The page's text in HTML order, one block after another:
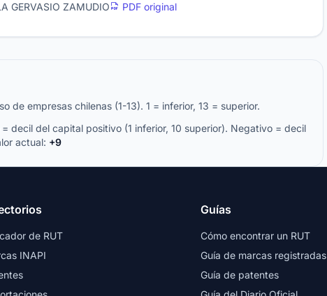
GERVASIO ZAMUDIO PDF original
de empresas chilenas (1-13). 1 = inferior, 13 = superior.
decil del capital positivo (1 inferior, 10 superior). Negativo = decil
actual: +9
de RUT
INAPI
Guías
Cómo encontrar un RUT
Guía de marcas registradas
Guía de patentes